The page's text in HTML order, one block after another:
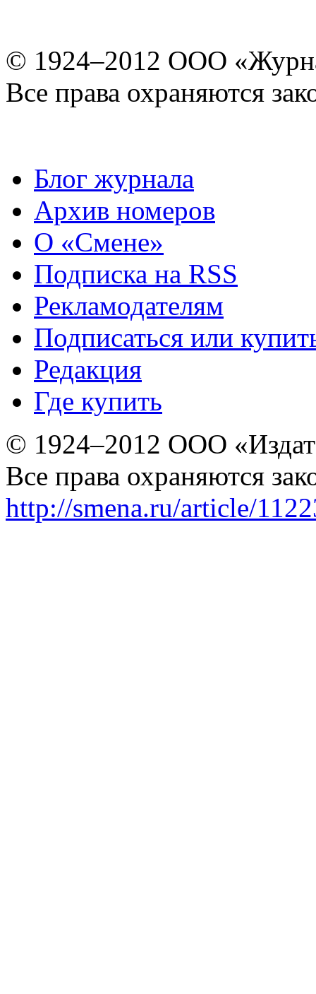
© 1924–2012 ООО
Все права охраняются
Блог журнала
Архив номеров
О «Смене»
Подписка на RSS
Рекламодателям
Подписаться или
Редакция
Где купить
© 1924–2012 ООО
Все права охраняются
http://smena.ru/article/